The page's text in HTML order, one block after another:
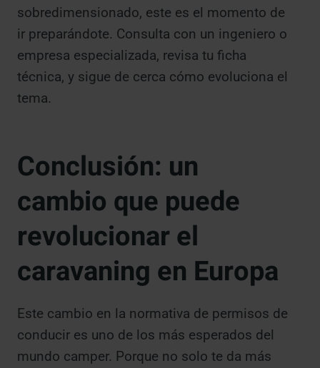
sobredimensionado, este es el momento de
ir preparándote. Consulta con un ingeniero o
empresa especializada, revisa tu ficha
técnica, y sigue de cerca cómo evoluciona el
tema.
Conclusión: un
cambio que puede
revolucionar el
caravaning en Europa
Este cambio en la normativa de permisos de
conducir es uno de los más esperados del
mundo camper. Porque no solo te da más